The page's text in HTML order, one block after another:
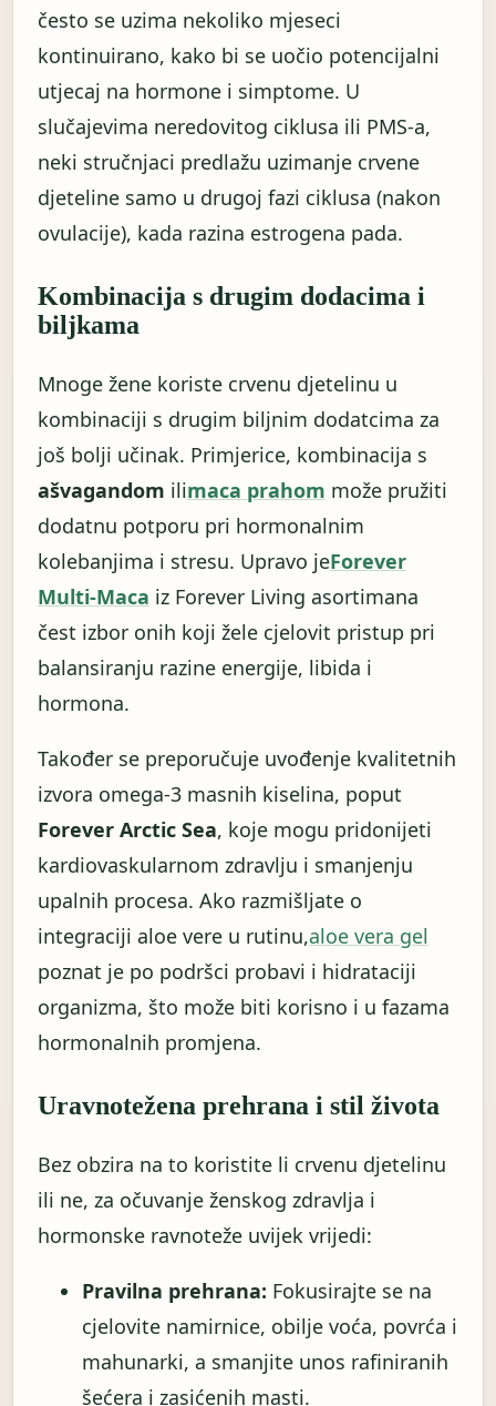
često se uzima nekoliko mjeseci
kontinuirano, kako bi se uočio potencijalni
utjecaj na hormone i simptome. U
slučajevima neredovitog ciklusa ili PMS-a,
neki stručnjaci predlažu uzimanje crvene
djeteline samo u drugoj fazi ciklusa (nakon
ovulacije), kada razina estrogena pada.
Kombinacija s drugim dodacima i
biljkama
Mnoge žene koriste crvenu djetelinu u
kombinaciji s drugim biljnim dodatcima za
još bolji učinak. Primjerice, kombinacija s
ašvagandom ilimaca prahom može pružiti
dodatnu potporu pri hormonalnim
kolebanjima i stresu. Upravo jeForever
Multi-Maca iz Forever Living asortimana
čest izbor onih koji žele cjelovit pristup pri
balansiranju razine energije, libida i
hormona.
Također se preporučuje uvođenje kvalitetnih
izvora omega-3 masnih kiselina, poput
Forever Arctic Sea, koje mogu pridonijeti
kardiovaskularnom zdravlju i smanjenju
upalnih procesa. Ako razmišljate o
integraciji aloe vere u rutinu,aloe vera gel
poznat je po podršci probavi i hidrataciji
organizma, što može biti korisno i u fazama
hormonalnih promjena.
Uravnotežena prehrana i stil života
Bez obzira na to koristite li crvenu djetelinu
ili ne, za očuvanje ženskog zdravlja i
hormonske ravnoteže uvijek vrijedi:
Pravilna prehrana: Fokusirajte se na
cjelovite namirnice, obilje voća, povrća i
mahunarki, a smanjite unos rafiniranih
šećera i zasićenih masti.